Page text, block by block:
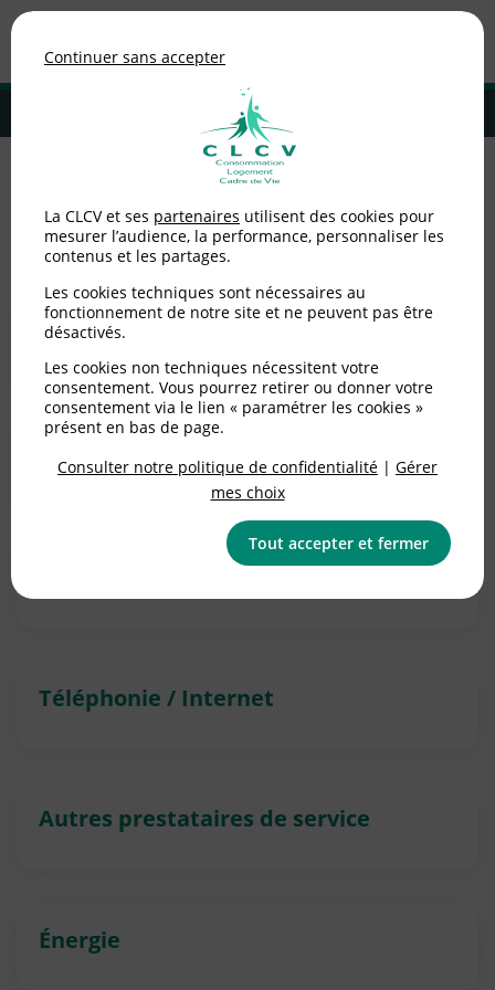
MENU
Adhérer à la CLCV
Consommation
Achats
Assurance
Téléphonie / Internet
Autres prestataires de service
Énergie
Continuer sans accepter
La CLCV et ses partenaires utilisent des cookies pour
mesurer l’audience, la performance, personnaliser les
contenus et les partages.
Les cookies techniques sont nécessaires au
fonctionnement de notre site et ne peuvent pas être
désactivés.
Les cookies non techniques nécessitent votre
consentement. Vous pourrez retirer ou donner votre
consentement via le lien « paramétrer les cookies »
présent en bas de page.
Consulter notre politique de confidentialité | Gérer
mes choix
Tout accepter et fermer